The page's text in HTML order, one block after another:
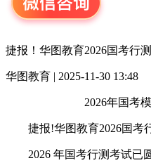
捷报！华图教育2026国考行
华图教育 | 2025-11-30 13:48
2026年国考
捷报!华图教育2026国考
2026 年国考行测考试已